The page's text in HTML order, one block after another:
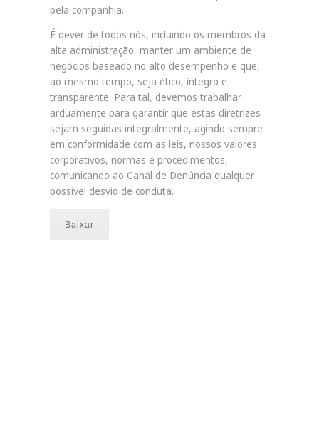
pela companhia.
É dever de todos nós, incluindo os membros da
alta administração, manter um ambiente de
negócios baseado no alto desempenho e que,
ao mesmo tempo, seja ético, íntegro e
transparente. Para tal, devemos trabalhar
arduamente para garantir que estas diretrizes
sejam seguidas integralmente, agindo sempre
em conformidade com as leis, nossos valores
corporativos, normas e procedimentos,
comunicando ao Canal de Denúncia qualquer
possível desvio de conduta.
Baixar